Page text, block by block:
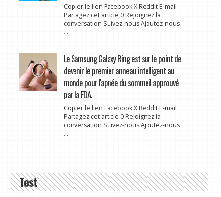
Copier le lien Facebook X Reddit E-mail
Partagez cet article 0 Rejoignez la
conversation Suivez-nous Ajoutez-nous
...
Le Samsung Galaxy Ring est sur le point de
devenir le premier anneau intelligent au
monde pour l'apnée du sommeil approuvé
par la FDA.
Copier le lien Facebook X Reddit E-mail
Partagez cet article 0 Rejoignez la
conversation Suivez-nous Ajoutez-nous
...
Test